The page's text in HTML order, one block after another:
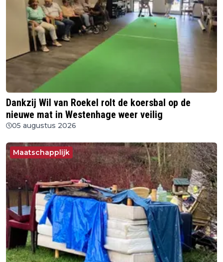
Dankzij Wil van Roekel rolt de koersbal op de
nieuwe mat in Westenhage weer veilig
05 augustus 2026
Maatschapplijk